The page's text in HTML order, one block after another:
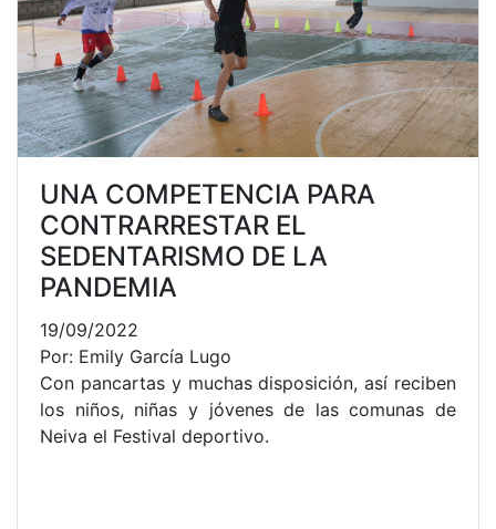
UNA COMPETENCIA PARA
CONTRARRESTAR EL
SEDENTARISMO DE LA
PANDEMIA
19/09/2022
Por: Emily García Lugo
Con pancartas y muchas disposición, así reciben
los niños, niñas y jóvenes de las comunas de
Neiva el Festival deportivo.